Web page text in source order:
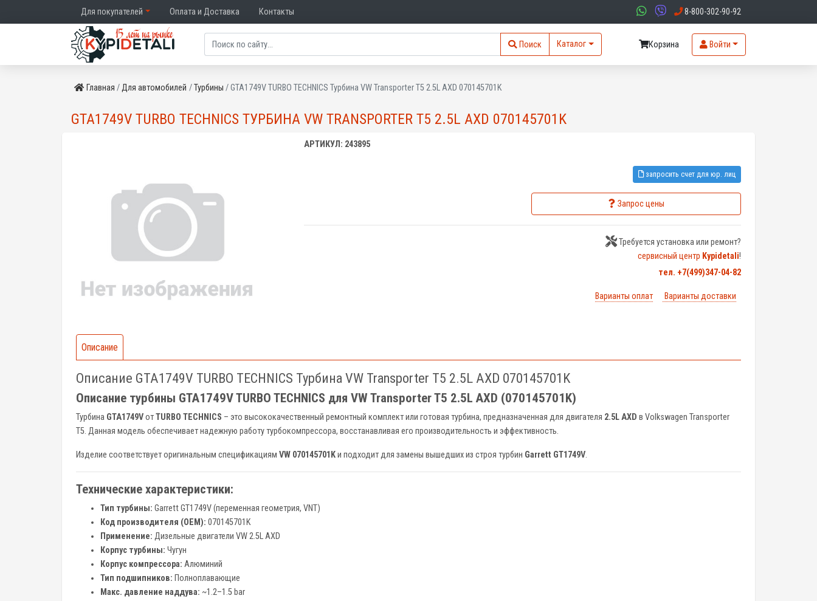
Для покупателей Оплата и Доставка Контакты 8-800-302-90-92
Поиск Каталог Корзина Войти
Главная Для автомобилей Турбины GTA1749V TURBO TECHNICS Турбина VW Transporter T5 2.5L AXD 070145701K
GTA1749V TURBO TECHNICS ТУРБИНА VW TRANSPORTER T5 2.5L AXD 070145701K
АРТИКУЛ: 243895
запросить счет для юр. лиц
Запрос цены
Требуется установка или ремонт?
сервисный центр Kypidetali!
тел. +7(499)347-04-82
Варианты оплат Варианты доставки
Описание
Описание GTA1749V TURBO TECHNICS Турбина VW Transporter T5 2.5L AXD 070145701K
Описание турбины GTA1749V TURBO TECHNICS для VW Transporter T5 2.5L AXD (070145701K)
Турбина GTA1749VотTURBO TECHNICS – это высококачественный ремонтный комплект или готовая турбина, предназначенная для двигателя 2.5L AXD в Volkswagen Transporter
T5. Данная модель обеспечивает надежную работу турбокомпрессора, восстанавливая его производительность и эффективность.
Изделие соответствует оригинальным спецификациям VW 070145701Kи подходит для замены вышедших из строя турбин Garrett GT1749V.
Технические характеристики:
Тип турбины: Garrett GT1749V (переменная геометрия, VNT)
Код производителя (OEM): 070145701K
Применение: Дизельные двигатели VW 2.5L AXD
Корпус турбины: Чугун
Корпус компрессора: Алюминий
Тип подшипников: Полноплавающие
Макс. давление наддува: ~1.2–1.5 bar